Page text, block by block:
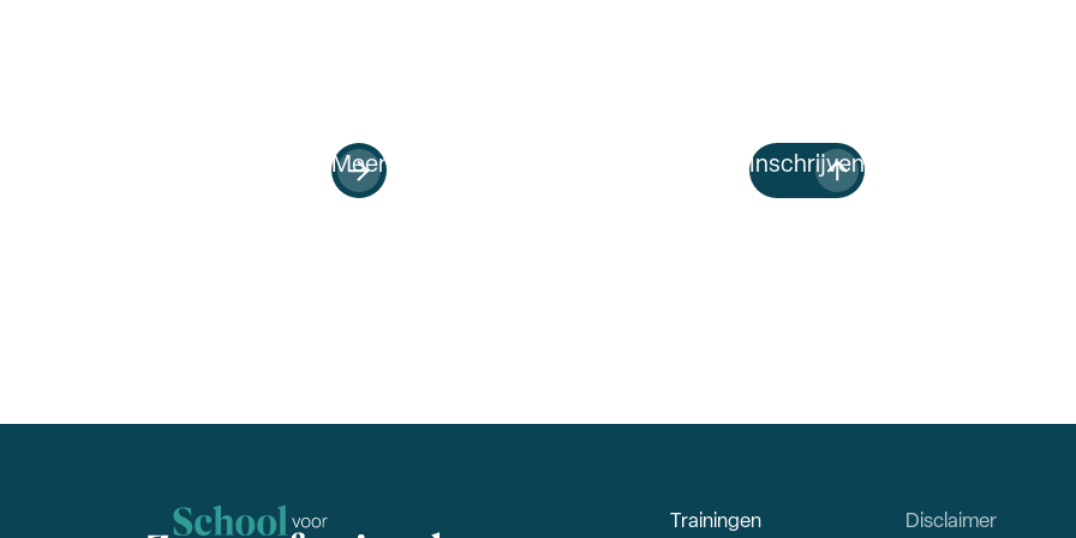
Meer Inschrijven
Trainingen Disclaimer